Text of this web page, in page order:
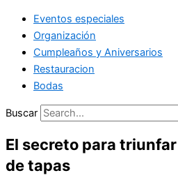
Eventos especiales
Organización
Cumpleaños y Aniversarios
Restauracion
Bodas
Buscar
El secreto para
de tapas